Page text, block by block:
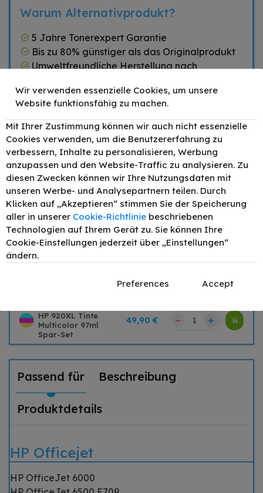
Warum Alternativprodukt?
5 Jahre Tonerexpert Garantie
Bis zu 80% günstiger als das Originalprodukt
Umweltfreundliche Herstellung nach
Hohe Druckqualität nach ISO9001
Zubehör
TONEX alternativ für
HP 920XL / CD972AE
Tinte Cyan bis zu 700
Seiten 14ml
9,90 € – +
TONEX alternativ für
HP 920XL / CD973AE
Tinte Magenta bis zu
700 Seiten 14ml
9,90 € – +
TONEX alternativ für
HP 920XL Tinte
Multicolor 97ml
Spar-Set
49,90 € – +
Passend für Beschreibung
Produktdetails
HP Officejet
HP OfficeJet 6000
Wir verwenden essenzielle Cookies, um unsere
Website funktionsfähig zu machen.
Mit Ihrer Zustimmung können wir auch nicht essenzielle
Cookies verwenden, um die Benutzererfahrung zu
verbessern, Inhalte zu personalisieren, Werbung
anzupassen und den Website-Traffic zu analysieren. Zu
diesen Zwecken können wir Ihre Nutzungsdaten mit
unseren Werbe- und Analysepartnern teilen. Durch
Klicken auf „Akzeptieren“ stimmen Sie der Speicherung
aller in unserer Cookie-Richtlinie beschriebenen
Technologien auf Ihrem Gerät zu. Sie können Ihre
Cookie-Einstellungen jederzeit über „Einstellungen“
ändern.
Preferences Accept